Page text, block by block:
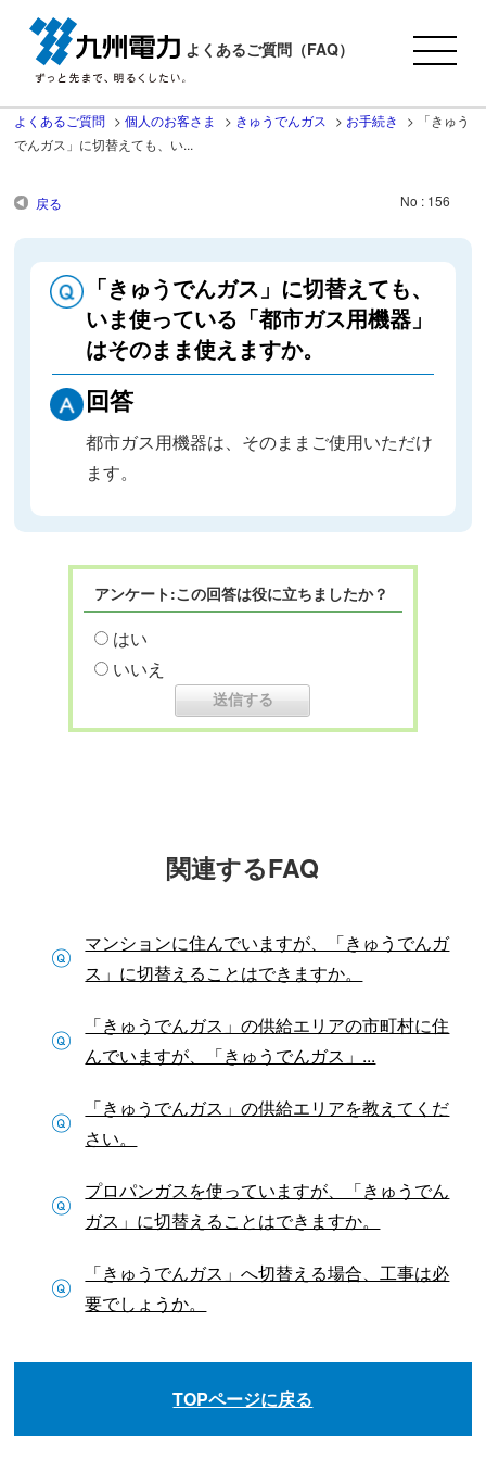
よくあるご質問（FAQ）
よくあるご質問 >個人のお客さま > きゅうでんガス > お手続き >
「きゅう
でんガス」に切替えても、い...
戻る No : 156
「きゅうでんガス」に切替えても、
いま使っている「都市ガス用機器」
はそのまま使えますか。
回答
都市ガス用機器は、そのままご使用いただけ
ます。
アンケート:この回答は役に立ちましたか？
はい
いいえ
関連するFAQ
マンションに住んでいますが、「きゅうでんガ
ス」に切替えることはできますか。
「きゅうでんガス」の供給エリアの市町村に住
んでいますが、「きゅうでんガス」...
「きゅうでんガス」の供給エリアを教えてくだ
さい。
プロパンガスを使っていますが、「きゅうでん
ガス」に切替えることはできますか。
「きゅうでんガス」へ切替える場合、工事は必
要でしょうか。
TOPページに戻る